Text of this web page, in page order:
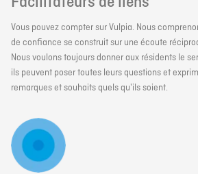
Vous pouvez compter sur Vulpia. Nous
de confiance se construit sur une écoute
Nous voulons toujours donner aux résidents le
ils peuvent poser toutes leurs questions et
remarques et souhaits quels qu'ils soient.